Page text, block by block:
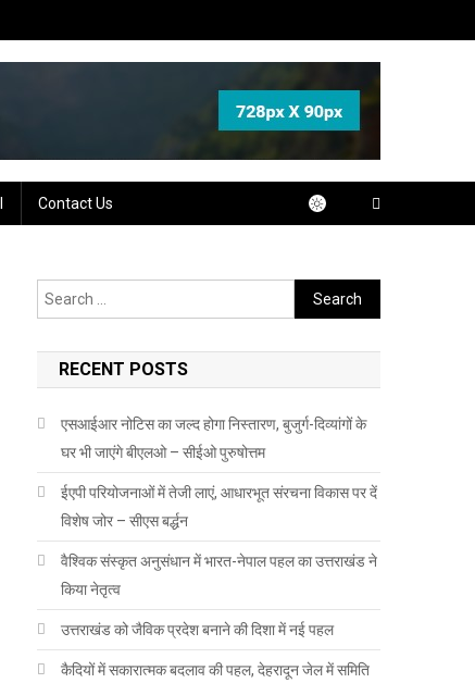
Contact Us
Search
for:
RECENT POSTS
एसआईआर नोटिस का जल्द होगा निस्तारण, बुजुर्ग-दिव्यांगों के
घर भी जाएंगे बीएलओ – सीईओ पुरुषोत्तम
ईएपी परियोजनाओं में तेजी लाएं, आधारभूत संरचना विकास पर दें
विशेष जोर – सीएस बर्द्धन
वैश्विक संस्कृत अनुसंधान में भारत-नेपाल पहल का उत्तराखंड ने
किया नेतृत्व
उत्तराखंड को जैविक प्रदेश बनाने की दिशा में नई पहल
कैदियों में सकारात्मक बदलाव की पहल, देहरादून जेल में समिति